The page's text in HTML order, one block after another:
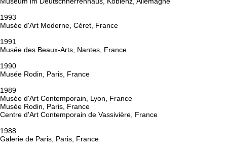
1993
Musée d'Art Moderne, Céret, France
1991
Musée des Beaux-Arts, Nantes, France
1990
Musée Rodin, Paris, France
1989
Musée d'Art Contemporain, Lyon, France
Musée Rodin, Paris, France
Centre d'Art Contemporain de Vassivière, France
1988
Galerie de Paris, Paris, France